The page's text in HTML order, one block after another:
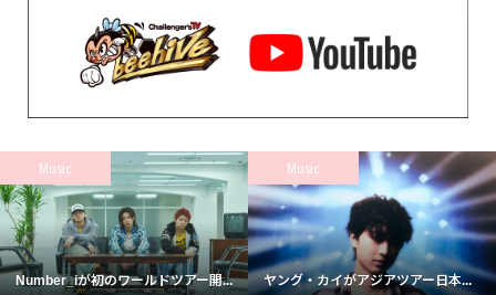
Music
Number_iが初のワールドツアー開...
Music
ヤング・カイがアジアツアー日本...